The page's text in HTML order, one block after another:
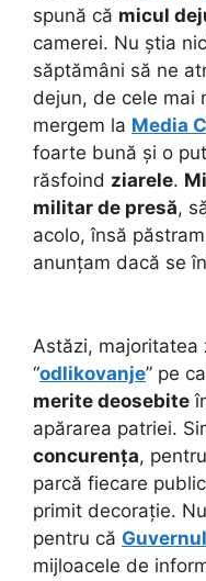
spună că micul
camerei. Nu știa
săptămâni să ne
dejun, de cele mai
mergem la Media
foarte bună și o
răsfoind ziarele.
militar de presă,
acolo, însă
anunțam dacă se
Astăzi, majoritatea
“odlikovanje” pe
merite deosebite
apărarea patriei.
concurența,
parcă fiecare
primit decorație.
pentru că
mijloacele de